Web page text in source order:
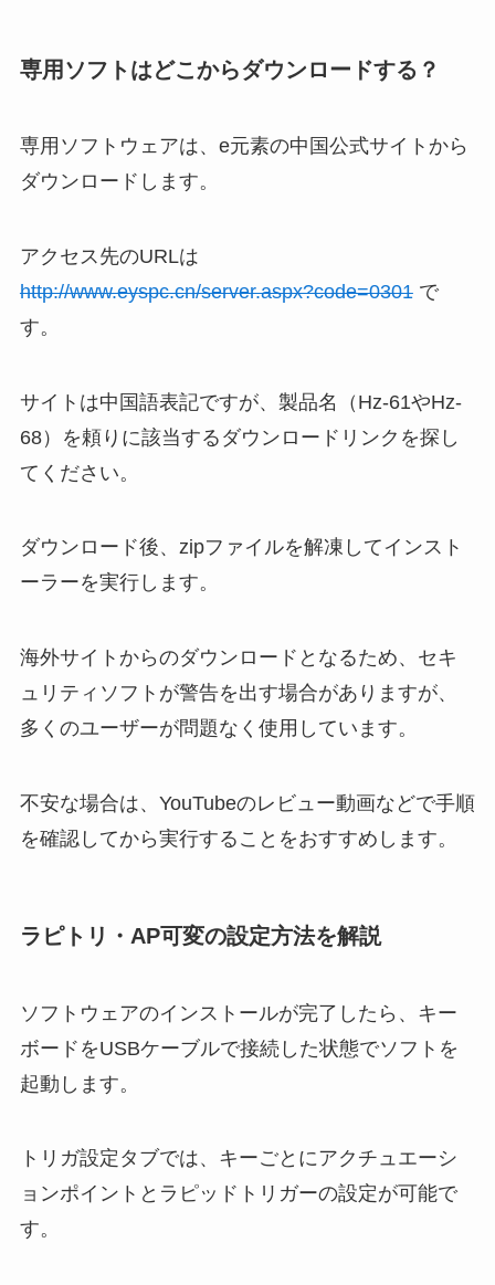
専用ソフトはどこからダウンロードする？
専用ソフトウェアは、e元素の中国公式サイトから
ダウンロードします。
アクセス先のURLは
http://www.eyspc.cn/server.aspx?code=0301で
す。
サイトは中国語表記ですが、製品名（Hz-61やHz-
68）を頼りに該当するダウンロードリンクを探し
てください。
ダウンロード後、zipファイルを解凍してインスト
ーラーを実行します。
海外サイトからのダウンロードとなるため、セキ
ュリティソフトが警告を出す場合がありますが、
多くのユーザーが問題なく使用しています。
不安な場合は、YouTubeのレビュー動画などで手順
を確認してから実行することをおすすめします。
ラピトリ・AP可変の設定方法を解説
ソフトウェアのインストールが完了したら、キー
ボードをUSBケーブルで接続した状態でソフトを
起動します。
トリガ設定タブでは、キーごとにアクチュエーシ
ョンポイントとラピッドトリガーの設定が可能で
す。